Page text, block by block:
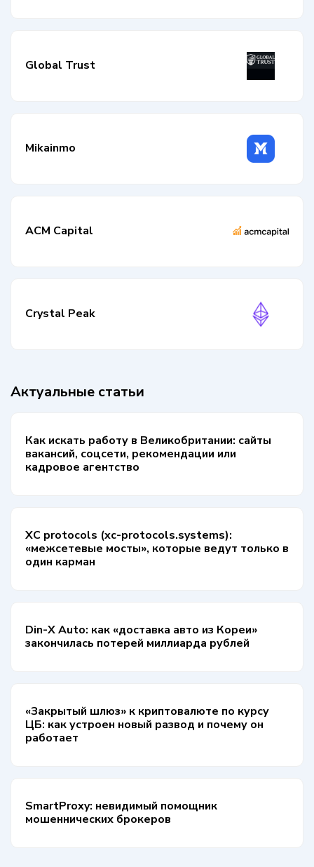
Global Trust
Mikainmo
ACM Capital
Crystal Peak
Актуальные статьи
Как искать работу в Великобритании: сайты
вакансий, соцсети, рекомендации или
кадровое агентство
XC protocols (xc-protocols.systems):
«межсетевые мосты», которые ведут только в
один карман
Din-X Auto: как «доставка авто из Кореи»
закончилась потерей миллиарда рублей
«Закрытый шлюз» к криптовалюте по курсу
ЦБ: как устроен новый развод и почему он
работает
SmartProxy: невидимый помощник
мошеннических брокеров